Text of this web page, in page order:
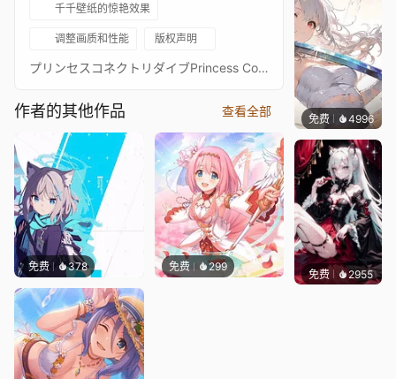
千千壁纸的惊艳效果
调整画质和性能 版权声明
プリンセスコネクトリダイブPrincess Connect! Re: Dive超异域公主连结！Re: Dive6星 望 6★ 主页动画壁纸6★ノゾミ - Nozomi通过 Waifu2x 降噪放大 + FFmpeg 60FPS 补帧处理21:9 带鱼屏适配版：https://steamcommunity.com/sharedfiles/filedetails/?id=2459609977PCR 16:9 合集：https://steamcommunity.com/sharedfiles/filedetails/?id=2134024999PCR 21:9 合集：https://steamcommunity.com/sharedfiles/filedetails/?id=2137377323
作者的其他作品 查看全部
免费 378 免费 299
免费 4996
免费 2955Kyllar